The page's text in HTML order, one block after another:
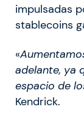
impulsadas
stablecoins
«
adelante, ya
espacio de
Kendrick.